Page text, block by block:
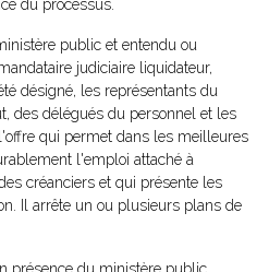
du processus.
public et entendu ou
judiciaire liquidateur,
désigné, les représentants du
des délégués du personnel et les
qui permet dans les meilleures
l'emploi attaché à
créanciers et qui présente les
Il arrête un ou plusieurs plans de